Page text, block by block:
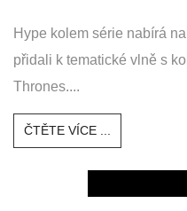
Hype kolem série nabírá
přidali k tematické vlně s
Thrones....
ČTĚTE VÍCE ...